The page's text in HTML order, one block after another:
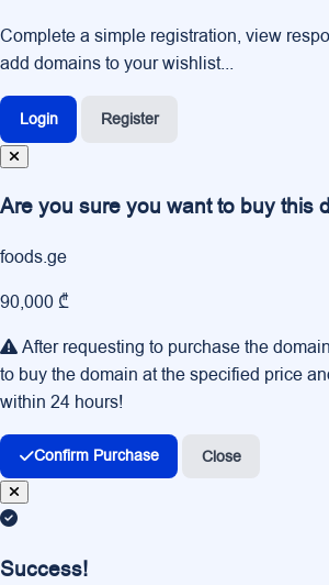
Complete a simple registration, view
add domains to your wishlist...
Login Register
Are you sure you want to buy this
foods.ge
90,000 ₾
After requesting to purchase the
to buy the domain at the specified price
within 24 hours!
Confirm Purchase Close
Success!